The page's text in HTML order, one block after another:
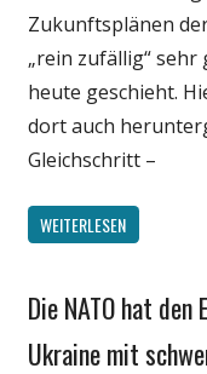
Zukunftsplänen
„rein zufällig“
heute geschieht.
dort auch
Gleichschritt –
WEITERLESEN
Gesellschaft
Medien
Die NATO hat
Ukraine mit